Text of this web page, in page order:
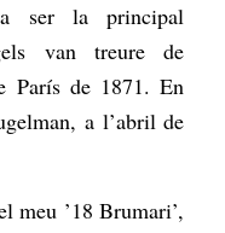
ser la principal
van treure de
París de 1871. En
a l’abril de
meu ’18 Brumari’,